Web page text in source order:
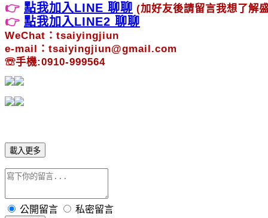
👉 點我加入LINE 聊聊 (加好友後請留言我想了解
👉 點我加入LINE2 聊聊
WeChat：tsaiyingjiun
e-mail：tsaiyingjiun@gmail.com
☏手機:0910-999564
載入更多
公開留言 私密留言